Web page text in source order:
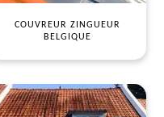
COUVREUR ZINGUEUR
BELGIQUE